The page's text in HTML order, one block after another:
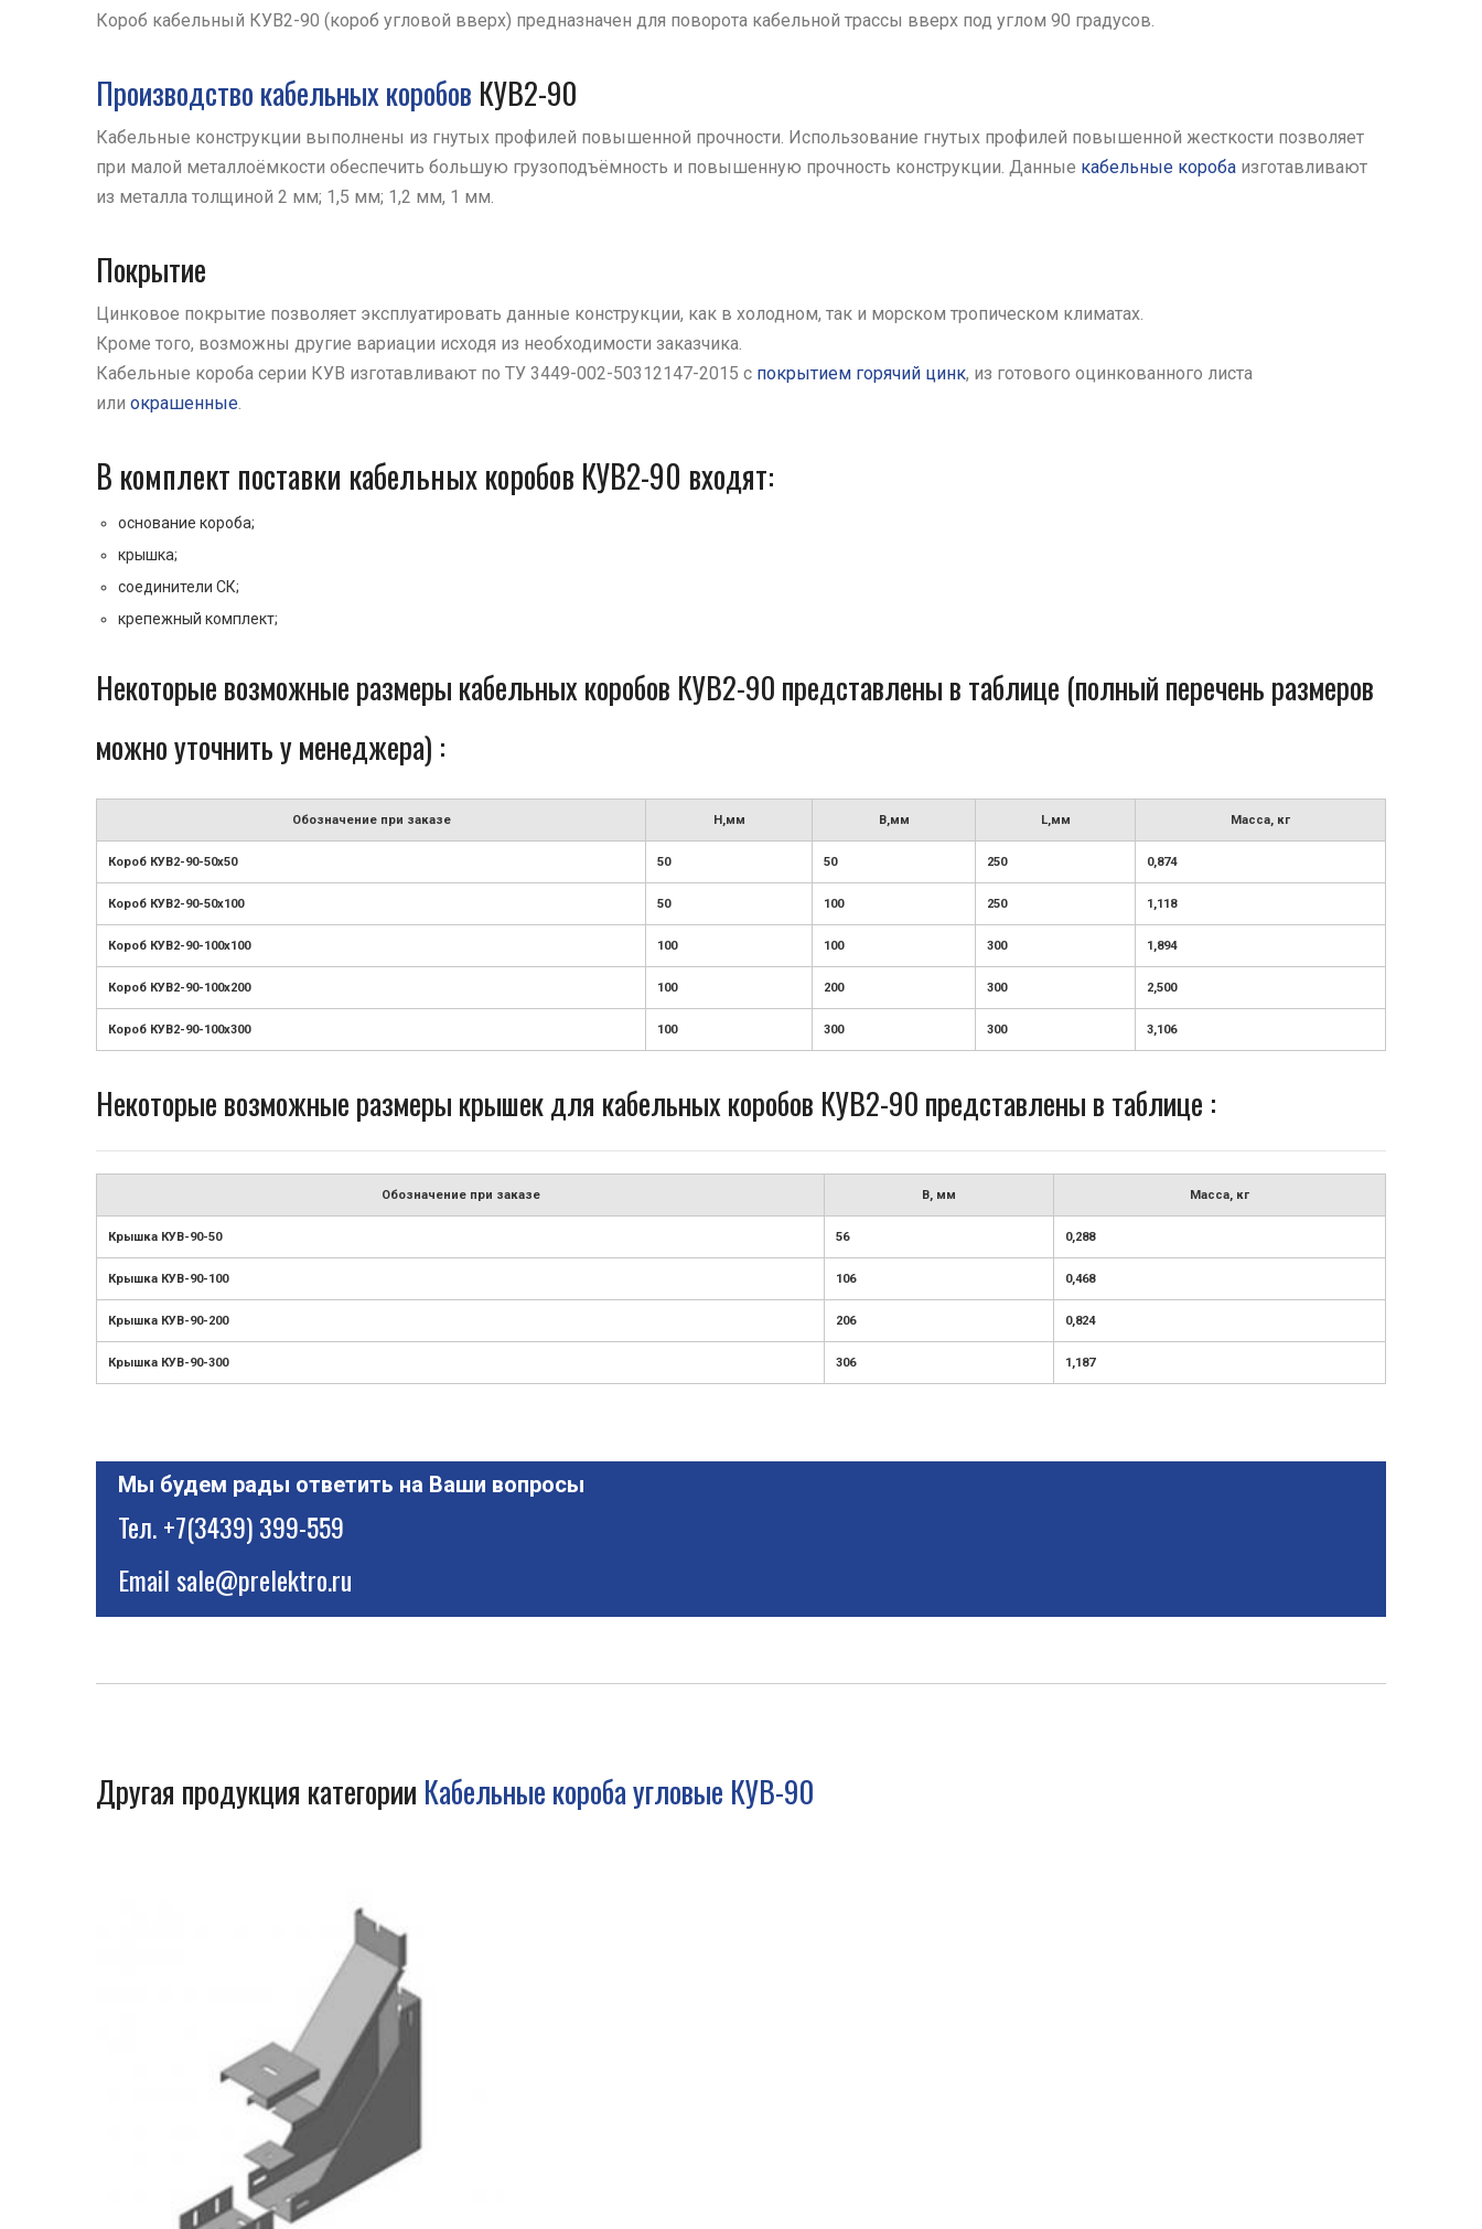
Короб кабельный КУВ2-90 (короб угловой вверх) предназначен для поворота кабельной трассы вверх под углом 90 градусов.
Производство кабельных коробов КУВ2-90
Кабельные конструкции выполнены из гнутых профилей повышенной прочности. Использование гнутых профилей повышенной жесткости позволяет
при малой металлоёмкости обеспечить большую грузоподъёмность и повышенную прочность конструкции. Данные кабельные короба изготавливают
из металла толщиной 2 мм; 1,5 мм; 1,2 мм, 1 мм.
Покрытие
Цинковое покрытие позволяет эксплуатировать данные конструкции, как в холодном, так и морском тропическом климатах.
Кроме того, возможны другие вариации исходя из необходимости заказчика.
Кабельные короба серии КУВ изготавливают по ТУ 3449-002-50312147-2015 с покрытием горячий цинк, из готового оцинкованного листа
или окрашенные.
В комплект поставки кабельных коробов КУВ2-90 входят:
основание короба;
крышка;
соединители СК;
крепежный комплект;
Некоторые возможные размеры кабельных коробов КУВ2-90 представлены в таблице (полный перечень размеров
можно уточнить у менеджера) :
Обозначение при заказе H,мм B,мм L,мм Масса, кг
Короб КУВ2-90-50х50 50 50 250 0,874
Короб КУВ2-90-50х100 50 100 250 1,118
Короб КУВ2-90-100х100 100 100 300 1,894
Короб КУВ2-90-100х200 100 200 300 2,500
Короб КУВ2-90-100х300 100 300 300 3,106
Некоторые возможные размеры крышек для кабельных коробов КУВ2-90 представлены в таблице :
Обозначение при заказе B, мм Масса, кг
Крышка КУВ-90-50 56 0,288
Крышка КУВ-90-100 106 0,468
Крышка КУВ-90-200 206 0,824
Крышка КУВ-90-300 306 1,187
Мы будем рады ответить на Ваши вопросы
Тел.+7(3439) 399-559
Emailsale@prelektro.ru
Другая продукция категории Кабельные короба угловые КУВ-90